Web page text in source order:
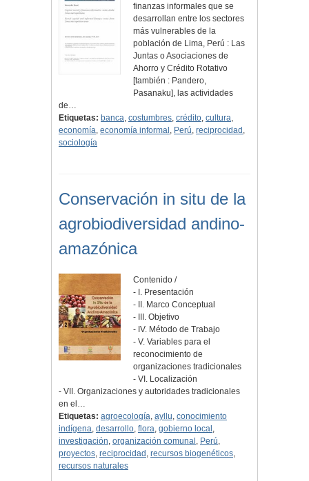
finanzas informales que se
desarrollan entre los sectores
más vulnerables de la
población de Lima, Perú : Las
Juntas o Asociaciones de
Ahorro y Crédito Rotativo
[también : Pandero,
Pasanaku], las actividades
de…
Etiquetas: banca, costumbres, crédito, cultura,
economía, economía informal , Perú, reciprocidad ,
sociología
Conservación in situ de la
agrobiodiversidad andino-
amazónica
Contenido /
- I. Presentación
- II. Marco Conceptual
- III. Objetivo
- IV. Método de Trabajo
- V. Variables para el
reconocimiento de
organizaciones tradicionales
- VI. Localización
- VII. Organizaciones y autoridades tradicionales
en el…
Etiquetas: agroecología, ayllu, conocimiento
indígena, desarrollo, flora, gobierno local ,
investigación, organización comunal , Perú,
proyectos, reciprocidad , recursos biogenéticos,
recursos naturales